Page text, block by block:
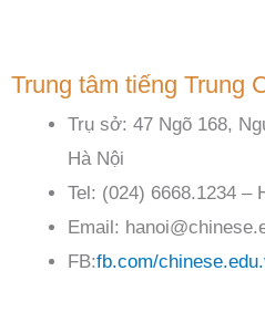
Trung tâm tiếng Trung
Trụ sở: 47 Ngõ 168,
Hà Nội
Tel: (024) 6668.1234 –
Email:
FB:fb.com/